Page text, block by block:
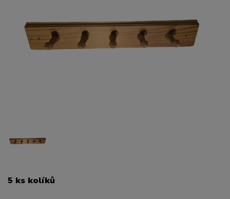
5 ks kolíků